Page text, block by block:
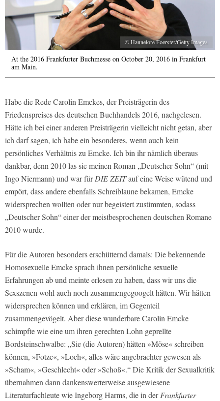
© Hannelore Foerster/Getty Images
At the 2016 Frankfurter Buchmesse on October 20, 2016 in Frankfurt
am Main.
Habe die Rede Carolin Emckes, der Preisträgerin des
Friedenspreises des deutschen Buchhandels 2016, nachgelesen.
Hätte ich bei einer anderen Preisträgerin vielleicht nicht getan, aber
ich darf sagen, ich habe ein besonderes, wenn auch kein
persönliches Verhältnis zu Emcke. Ich bin ihr nämlich überaus
dankbar, denn 2010 las sie meinen Roman „Deutscher Sohn“ (mit
Ingo Niermann) und war fürDIE ZEITauf eine Weise wütend und
empört, dass andere ebenfalls Schreiblaune bekamen, Emcke
widersprechen wollten oder nur begeistert zustimmten, sodass
„Deutscher Sohn“ einer der meistbesprochenen deutschen Romane
2010 wurde.
Für die Autoren besonders erschütternd damals: Die bekennende
Homosexuelle Emcke sprach ihnen persönliche sexuelle
Erfahrungen ab und meinte erlesen zu haben, dass wir uns die
Sexszenen wohl auch noch zusammengegoogelt hätten. Wir hätten
widersprechen können und erklären, im Gegenteil
zusammengevögelt. Aber diese wunderbare Carolin Emcke
schimpfte wie eine um ihren gerechten Lohn geprellte
Bordsteinschwalbe: „Sie (die Autoren) hätten »Möse« schreiben
können, »Fotze«, »Loch«, alles wäre angebrachter gewesen als
»Scham«, »Geschlecht« oder »Schoß«.“ Die Kritik der Sexualkritik
übernahmen dann dankenswerterweise ausgewiesene
Literaturfachleute wie Ingeborg Harms, die in derFrankfurter